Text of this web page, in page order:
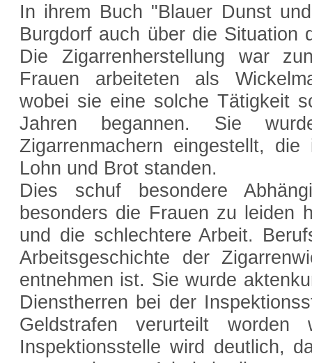
In ihrem Buch "Blauer Dunst
Burgdorf auch über die Situation
Die Zigarrenherstellung war
Frauen arbeiteten als
wobei sie eine solche Tätigkeit
Jahren begannen. Sie
Zigarrenmachern eingestellt,
Lohn und Brot standen.
Dies schuf besondere
besonders die Frauen zu leiden
und die schlechtere Arbeit.
Arbeitsgeschichte der
entnehmen ist. Sie wurde
Dienstherren bei der
Geldstrafen verurteilt
Inspektionsstelle wird deutlich,